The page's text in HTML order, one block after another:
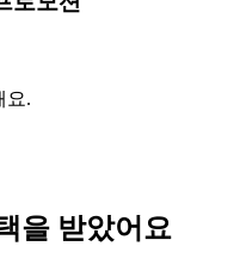
요.
을 받았어요